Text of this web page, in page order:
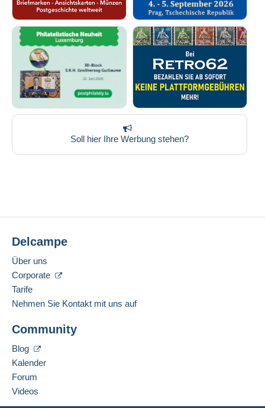
Soll hier Ihre Werbung stehen?
Delcampe
Über uns
Corporate
Tarife
Nehmen Sie Kontakt mit uns auf
Community
Blog
Kalender
Forum
Videos